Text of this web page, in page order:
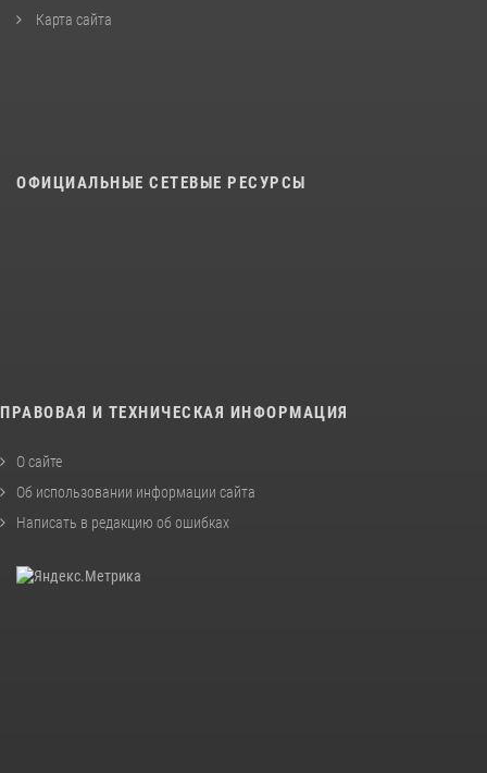
Карта сайта
ОФИЦИАЛЬНЫЕ СЕТЕВЫЕ РЕСУРСЫ
ПРАВОВАЯ И ТЕХНИЧЕСКАЯ ИНФОРМАЦИЯ
О сайте
Об использовании информации сайта
Написать в редакцию об ошибках